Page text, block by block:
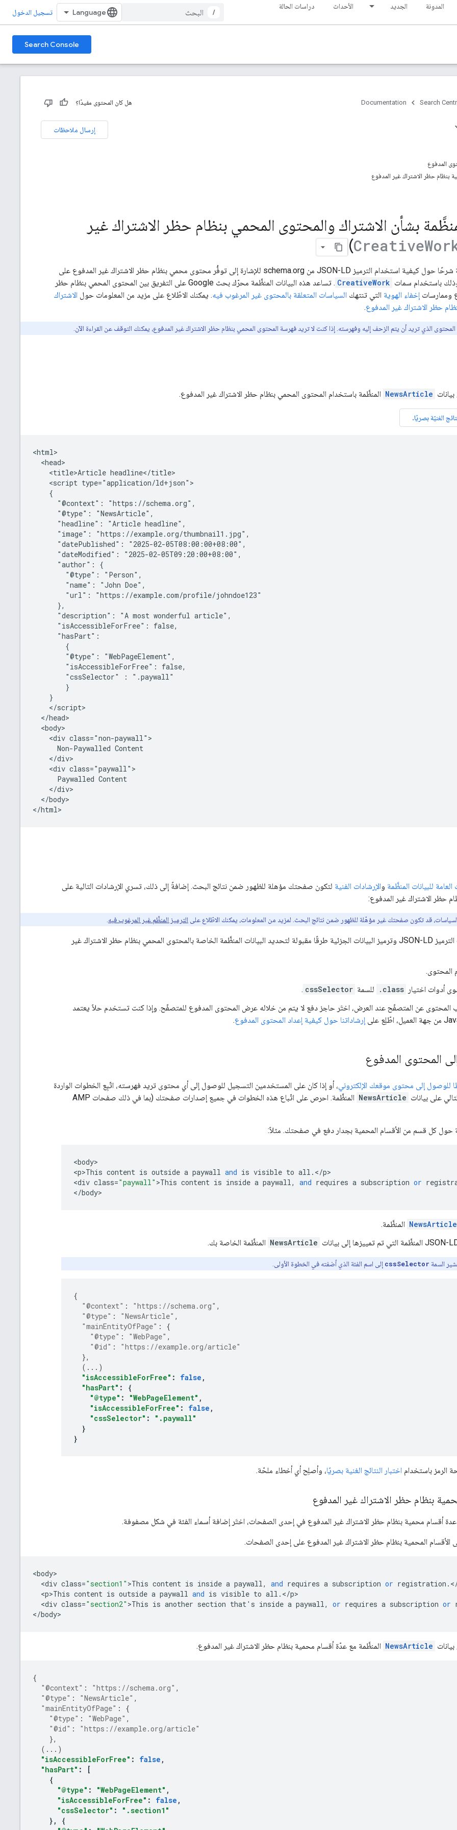
المدونة الجديد الأحداث دراسات الحالة
/ تسجيل الدخول
Search Console
Search
Documentation هل كان المحتوى مفيدًا؟
إرسال ملاحظات
المدفوع
بنظام حظر الاشتراك غير المدفوع
المنظَّمة بشأن الاشتراك والمحتوى المحمي بنظام حظر الاشتراك غير
Creative
)
تتضمّن هذه الصفحة شرحًا حول كيفية استخدام الترميز JSON-LD من schema.org للإشارة إلى توفُّر محتوى محمي بنظام حظر الاشتراك غير المدفوع على
وذلك باستخدام سمات CreativeWork
. تساعد هذه البيانات المنظَّمة محرّك بحث Google على التفريق بين المحتوى المحمي بنظام حظر
وممارسات إخفاء الهوية التي تنتهك السياسات المتعلقة بالمحتوى غير المرغوب فيه. يمكنك الاطّلاع على مزيد من المعلومات حول الاشتراك
حظر الاشتراك غير المدفوع.
المحتوى الذي تريد أن يتم الزحف إليه وفهرسته. إذا كنت لا تريد فهرسة المحتوى المحمي بنظام حظر الاشتراك غير المدفوع، يمكنك التوقف عن القراءة الآن.
NewsArticle المنظَّمة باستخدام المحتوى المحمي بنظام حظر الاشتراك غير المدفوع.
<html>
  <head>
    <title>Article headline</title>
    <script type="application/ld+json">
    {
      "@context": "https://schema.org",
      "@type": "NewsArticle",
      "headline": "Article headline",
      "image": "https://example.org/thumbnail1.jpg",
      "datePublished": "2025-02-05T08:00:00+08:00",
      "dateModified": "2025-02-05T09:20:00+08:00",
      "author": {
        "@type": "Person",
        "name": "John Doe",
        "url": "https://example.com/profile/johndoe123"
      },
      "description": "A most wonderful article",
      "isAccessibleForFree": false,
      "hasPart":
        {
        "@type": "WebPageElement",
        "isAccessibleForFree": false,
        "cssSelector" : ".paywall"
        }
    }
    </script>
  </head>
  <body>
    <div class="non-paywall">
      Non-Paywalled Content
    </div>
    <div class="paywall">
      Paywalled Content
    </div>
  </body>
</html>
العامة للبيانات المنظَّمة والإرشادات الفنية لتكون صفحتك مؤهلة للظهور ضمن نتائج البحث. إضافةً إلى ذلك، تسري الإرشادات التالية على
حظر الاشتراك غير المدفوع:
قد تكون صفحتك غير مؤهّلة للظهور ضمن نتائج البحث. لمزيد من المعلومات، يمكنك الاطّلاع على الترميز المنظَّم غير المرغوب فيه
تُعدّ تنسيقات الترميز JSON-LD وترميز البيانات الجزئية طرقًا مقبولة لتحديد البيانات المنظَّمة الخاصة بالمحتوى المحمي بنظام حظر الاشتراك غير
المحتوى.
أدوات اختيار .class للسمة cssSelector
.
المحتوى عن المتصفّح عند العرض، اختَر حاجز دفع لا يتم من خلاله عرض المحتوى المدفوع للمتصفّح. وإذا كنت تستخدم حلاً يعتمد
إرشاداتنا حول كيفية إعداد المحتوى المدفوع.
المحتوى المدفوع
للوصول إلى محتوى موقعك الإلكتروني، أو إذا كان على المستخدمين التسجيل للوصول إلى أي محتوى تريد فهرسته، اتّبِع الخطوات الواردة
على بيانات NewsArticle
المنظَّمة. احرص على اتّباع هذه الخطوات في جميع إصدارات صفحتك (بما في ذلك صفحات AMP
حول كل قسم من الأقسام المحمية بجدار دفع في صفحتك. مثلاً:
<body>
<p>This content is outside a paywall and is visible to all . </p>
<div class="paywall" >This content is inside a paywall, and requires a subscription or
</body>
NewsArticle المنظَّمة.
NewsArticle المنظَّمة الخاصة بك.
السمة cssSelector إلى اسم الفئة الذي أضفته في الخطوة الأولى.
{
"@context" : "https://schema.org" ,
"@type" : "NewsArticle" ,
"mainEntityOfPage" :
{
"@type" : "WebPage" ,
"@id" :
"https://example.org/article"
},
( ... )
"isAccessibleForFree" : false ,
"hasPart" :
{
"@type" : "WebPageElement" ,
"isAccessibleForFree" : false ,
"cssSelector" :
".paywall"
}
}
الرمز باستخدام اختبار النتائج الغنية بصريًا، وأصلِح أي أخطاء ملحّة.
بنظام حظر الاشتراك غير المدفوع
أقسام محمية بنظام حظر الاشتراك غير المدفوع في إحدى الصفحات، اختَر إضافة أسماء الفئة في شكل مصفوفة.
الأقسام المحمية بنظام حظر الاشتراك غير المدفوع على إحدى الصفحات.
<body
<div class="section1" >This content is inside a paywall, and requires a subscription or registration . <
<p>This content is outside a paywall and is visible to all . </p
<div class="section2" >This is another section that' s inside a paywall, or requires a subscription or
</body>
NewsArticle المنظَّمة مع عدّة أقسام محمية بنظام حظر الاشتراك غير المدفوع.
{
"@context" : "https://schema.org" ,
"@type" : "NewsArticle" ,
"mainEntityOfPage" :
{
"@type" : "WebPage" ,
"@id" :
"https://example.org/article"
},
( ... )
"isAccessibleForFree" : false ,
"hasPart" :
[
{
"@type" : "WebPageElement" ,
"isAccessibleForFree" : false ,
"cssSelector" :
".section1"
},
{